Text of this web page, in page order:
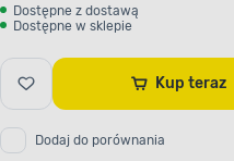
Dostępne z dostawą
Dostępne w sklepie
Kup teraz
Dodaj do porównania